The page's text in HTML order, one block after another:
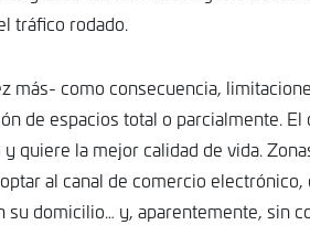
tráfico rodado.
más- como consecuencia,
de espacios total o parcialmente. El
quiere la mejor calidad de vida.
al canal de comercio
domicilio… y, aparentemente, sin